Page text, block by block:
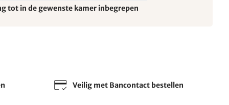
tot in de gewenste kamer inbegrepen
Veilig met Bancontact bestellen